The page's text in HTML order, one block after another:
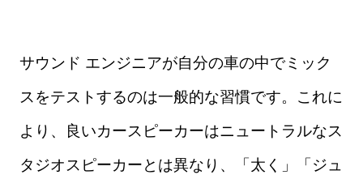
サウンド エンジニアが自分の車の中でミック
スをテストするのは一般的な習慣です。これに
より、良いカースピーカーはニュートラルなス
タジオスピーカーとは異なり、「太く」「ジュ